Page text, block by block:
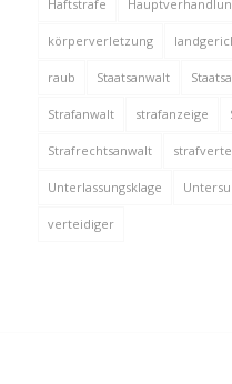
Haftstrafe
körperverletzung
raub Staatsanwalt
Strafanwalt strafanzeige
Strafrechtsanwalt
Unterlassungsklage
verteidiger